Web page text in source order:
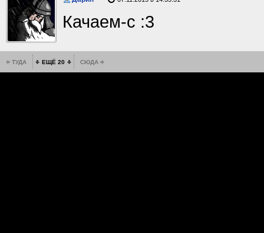
Качаем-с :3
ТУДА ЕЩЁ 20 СЮДА